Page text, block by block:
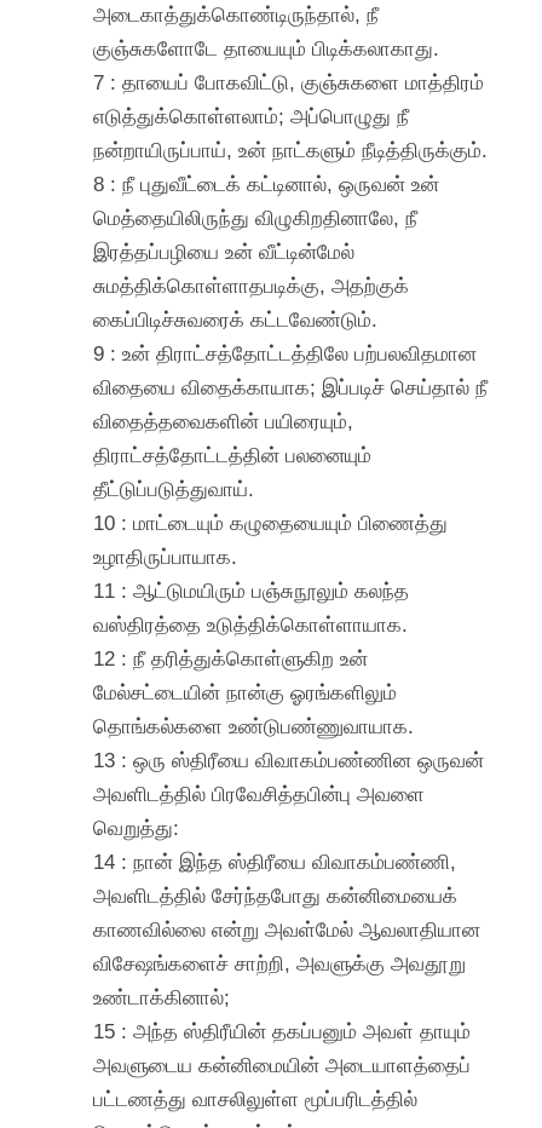
அடைகாத்துக்கொண்டிருந்தால், நீ
குஞ்சுகளோடே தாயையும் பிடிக்கலாகாது.
7 : தாயைப் போகவிட்டு, குஞ்சுகளை மாத்திரம்
எடுத்துக்கொள்ளலாம்; அப்பொழுது நீ
நன்றாயிருப்பாய், உன் நாட்களும் நீடித்திருக்கும்.
8 : நீ புதுவீட்டைக் கட்டினால், ஒருவன் உன்
மெத்தையிலிருந்து விழுகிறதினாலே, நீ
இரத்தப்பழியை உன் வீட்டின்மேல்
சுமத்திக்கொள்ளாதபடிக்கு, அதற்குக்
கைப்பிடிச்சுவரைக் கட்டவேண்டும்.
9 : உன் திராட்சத்தோட்டத்திலே பற்பலவிதமான
விதையை விதைக்காயாக; இப்படிச் செய்தால் நீ
விதைத்தவைகளின் பயிரையும்,
திராட்சத்தோட்டத்தின் பலனையும்
தீட்டுப்படுத்துவாய்.
10 : மாட்டையும் கழுதையையும் பிணைத்து
உழாதிருப்பாயாக.
11 : ஆட்டுமயிரும் பஞ்சுநூலும் கலந்த
வஸ்திரத்தை உடுத்திக்கொள்ளாயாக.
12 : நீ தரித்துக்கொள்ளுகிற உன்
மேல்சட்டையின் நான்கு ஓரங்களிலும்
தொங்கல்களை உண்டுபண்ணுவாயாக.
13 : ஒரு ஸ்திரீயை விவாகம்பண்ணின ஒருவன்
அவளிடத்தில் பிரவேசித்தபின்பு அவளை
வெறுத்து:
14 : நான் இந்த ஸ்திரீயை விவாகம்பண்ணி,
அவளிடத்தில் சேர்ந்தபோது கன்னிமையைக்
காணவில்லை என்று அவள்மேல் ஆவலாதியான
விசேஷங்களைச் சாற்றி, அவளுக்கு அவதூறு
உண்டாக்கினால்;
15 : அந்த ஸ்திரீயின் தகப்பனும் அவள் தாயும்
அவளுடைய கன்னிமையின் அடையாளத்தைப்
பட்டணத்து வாசலிலுள்ள மூப்பரிடத்தில்